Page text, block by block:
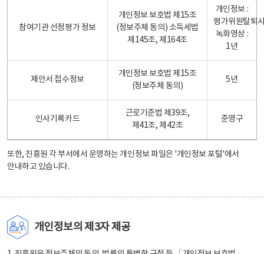
참여기관 선정평가 정보
개인정보 보호법 제15조
(정보주체 동의) 소득세법
제145조, 제164조
개인정보 :
평가위원탈퇴
녹화영상 :
1년
제안서 접수정보
개인정보 보호법 제15조
(정보주체 동의)
5년
인사기록카드
근로기준법 제39조,
제41조, 제42조
준영구
또한, 진흥원 각 부서에서 운영하는 개인정보 파일은 '개인정보 포털'에서
안내하고 있습니다.
개인정보의 제3자 제공